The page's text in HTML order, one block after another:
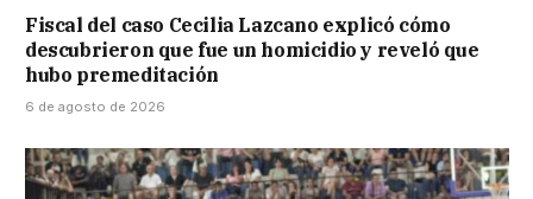
Fiscal del caso Cecilia Lazcano explicó cómo
descubrieron que fue un homicidio y reveló que
hubo premeditación
6 de agosto de 2026